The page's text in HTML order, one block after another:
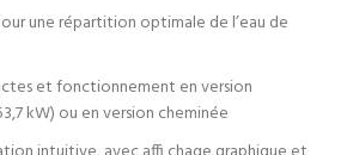
une répartition optimale de l’eau de
et fonctionnement en version
kW) ou en version cheminée